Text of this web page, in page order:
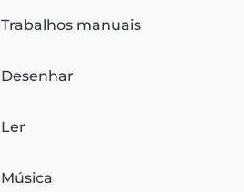
Trabalhos manuais
Desenhar
Ler
Música